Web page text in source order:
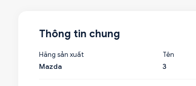
Thông tin chung
Hãng sản xuất
Mazda
Tên
3